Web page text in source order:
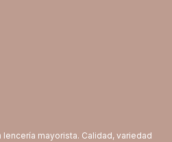
mayorista. Calidad, variedad